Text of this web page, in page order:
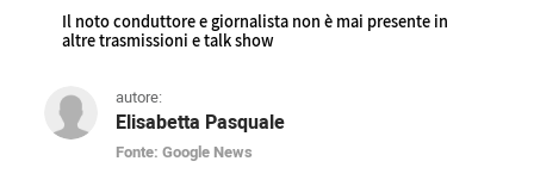
Il noto conduttore e giornalista non è mai presente in
altre trasmissioni e talk show
autore:
Elisabetta Pasquale
Fonte: Google News